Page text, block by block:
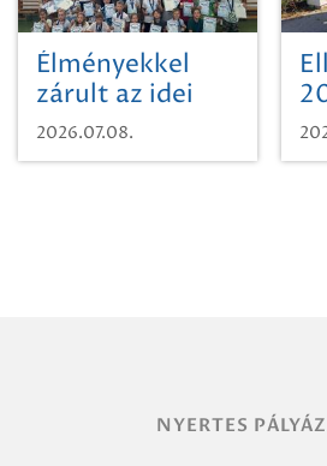
Élményekkel
zárult az idei
sporttábor!
2026.07.08.
NYERTES